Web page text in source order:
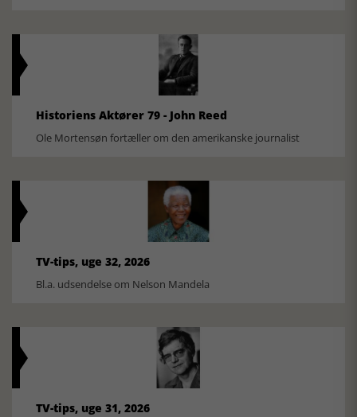
Historiens Aktører 79 - John Reed
Ole Mortensøn fortæller om den amerikanske journalist
TV-tips, uge 32, 2026
Bl.a. udsendelse om Nelson Mandela
TV-tips, uge 31, 2026